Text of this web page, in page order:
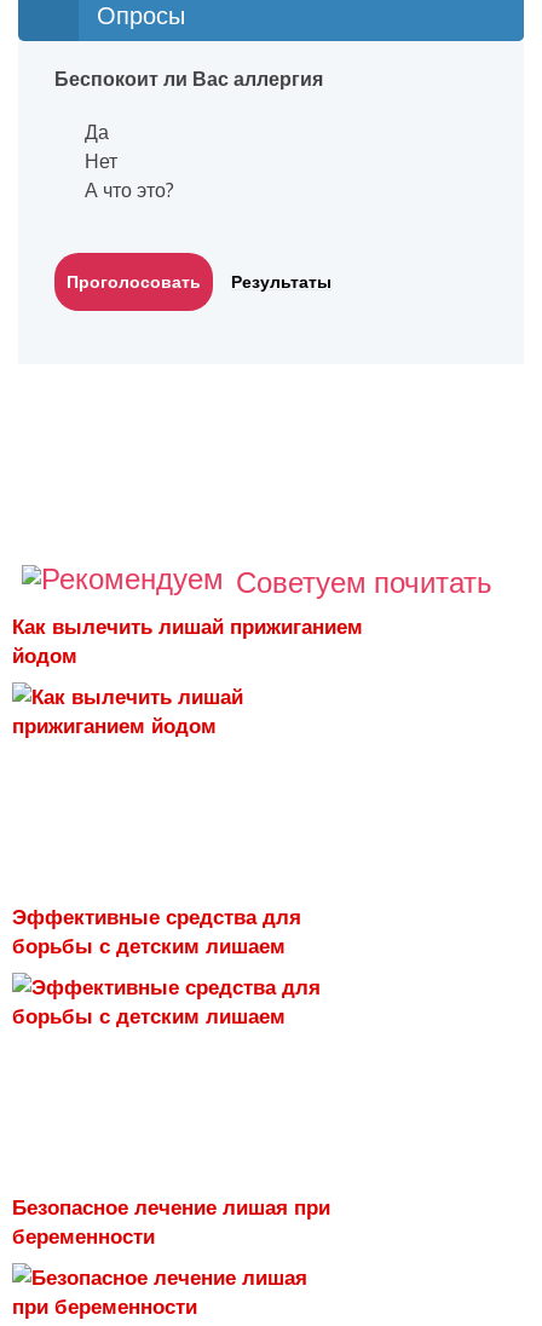
Опросы
Беспокоит ли Вас аллергия
Да
Нет
А что это?
Результаты
Советуем почитать
Как вылечить лишай прижиганием
йодом
Эффективные средства для
борьбы с детским лишаем
Безопасное лечение лишая при
беременности